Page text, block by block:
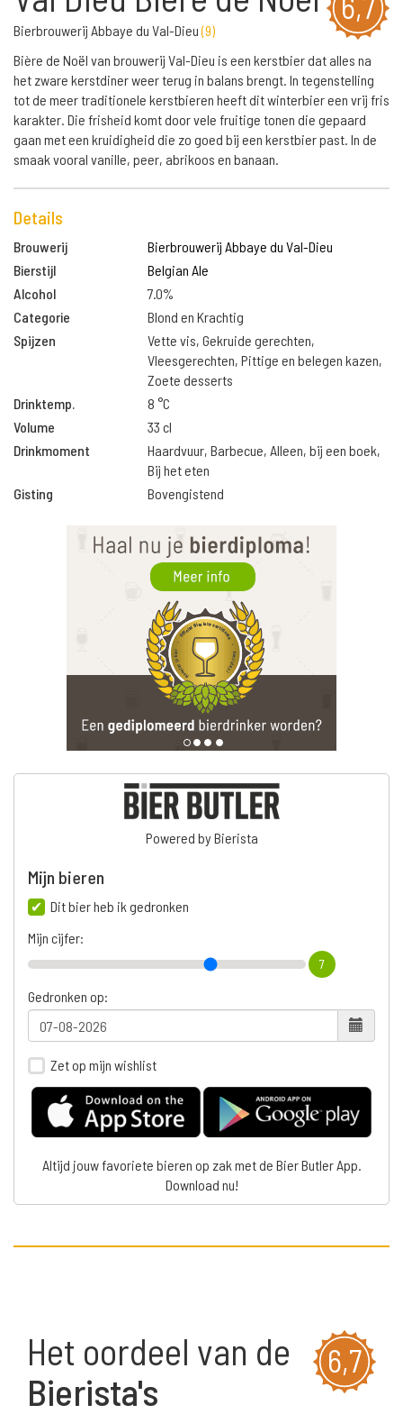
Bierbrouwerij Abbaye du Val-Dieu(9)
Bière de Noël van brouwerij Val-Dieu is een kerstbier dat alles na
het zware kerstdiner weer terug in balans brengt. In tegenstelling
tot de meer traditionele kerstbieren heeft dit winterbier een vrij fris
karakter. Die frisheid komt door vele fruitige tonen die gepaard
gaan met een kruidigheid die zo goed bij een kerstbier past. In de
smaak vooral vanille, peer, abrikoos en banaan.
Details
Brouwerij
Bierbrouwerij Abbaye du Val-Dieu
Bierstijl
Belgian Ale
Alcohol
7.0%
Categorie
Blond en Krachtig
Spijzen
Vette vis, Gekruide gerechten,
Vleesgerechten, Pittige en belegen kazen,
Zoete desserts
Drinktemp.
8 °C
Volume
33 cl
Drinkmoment
Haardvuur, Barbecue, Alleen, bij een boek,
Bij het eten
Gisting
Bovengistend
Powered by Bierista
Mijn bieren
Dit bier heb ik gedronken
Mijn cijfer:
7
Gedronken op:
Zet op mijn wishlist
Altijd jouw favoriete bieren op zak met de Bier Butler App.
Download nu!
6,7
Het oordeel van de
Bierista's